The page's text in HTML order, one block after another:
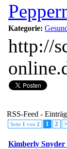
Kategorie:
http://
RSS-Feed -
Seite 1 von 2 1 2 >
Kimberly Snyder